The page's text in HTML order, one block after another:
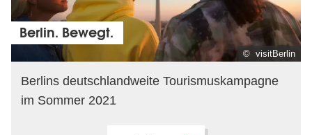
© visitBerlin
Berlin. Bewegt.
Berlins deutschlandweite Tourismuskampagne
im Sommer 2021